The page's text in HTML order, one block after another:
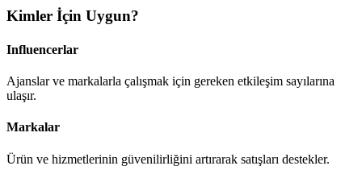
Kimler İçin Uygun?
Influencerlar
Ajanslar ve markalarla çalışmak için gereken etkileşim sayılarına
ulaşır.
Markalar
Ürün ve hizmetlerinin güvenilirliğini artırarak satışları destekler.